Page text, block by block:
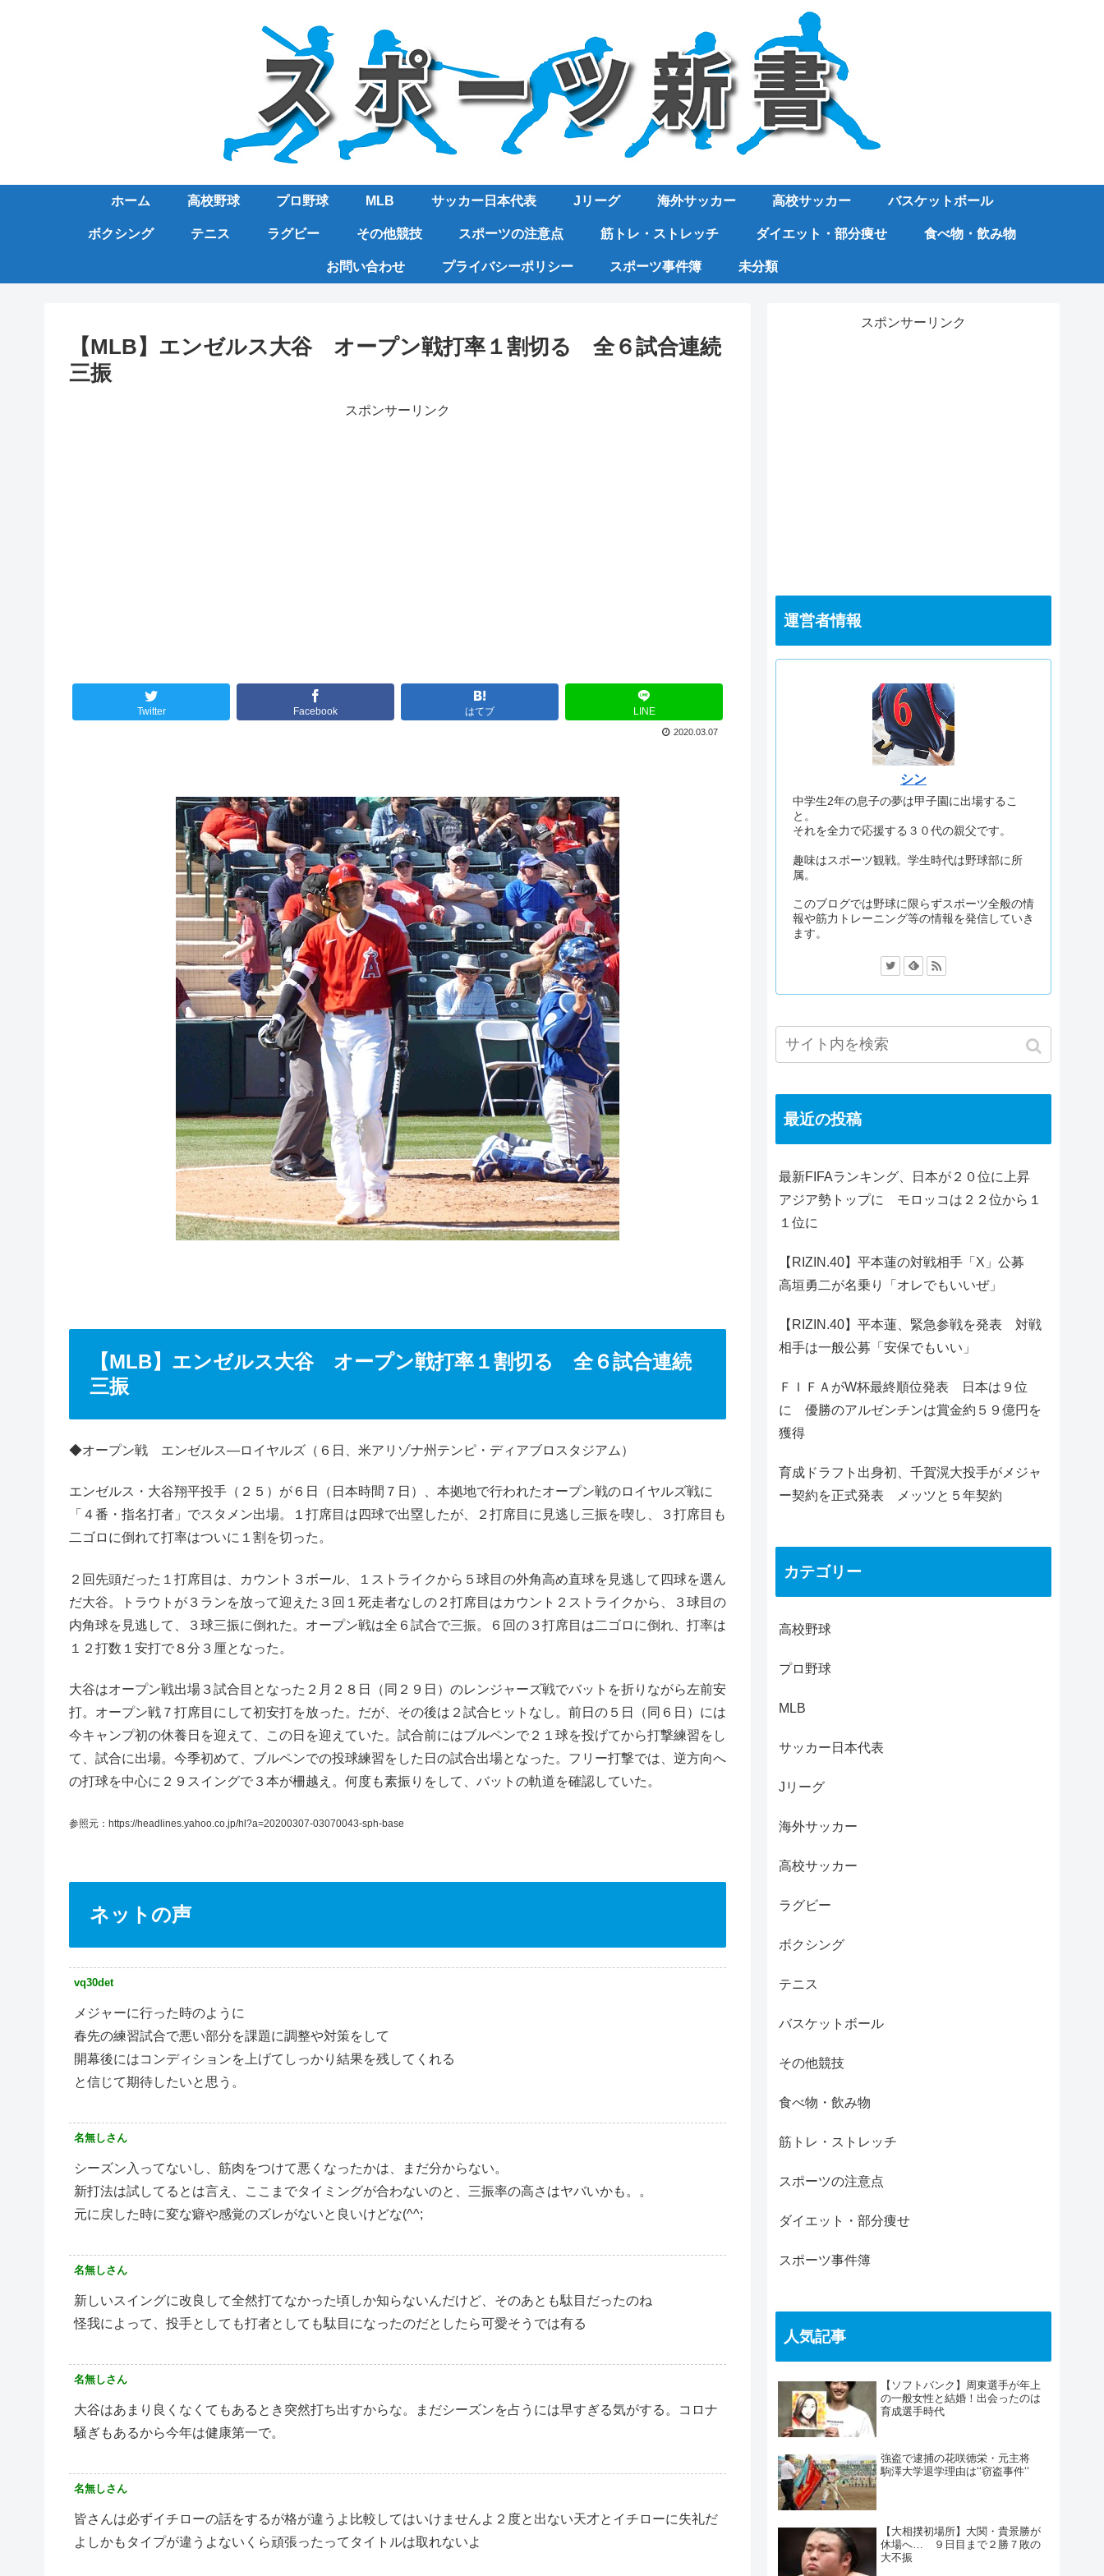
ホーム 高校野球 プロ野球 MLB サッカー日本代表 Jリーグ 海外サッカー 高校サッカー バスケットボール
ボクシング テニス ラグビー その他競技 スポーツの注意点 筋トレ・ストレッチ ダイエット・部分痩せ 食べ物・飲み物
お問い合わせ プライバシーポリシー スポーツ事件簿 未分類
【MLB】エンゼルス大谷 オープン戦打率１割切る 全６試合連続
三振
スポンサーリンク
Twitter Facebook はてブ LINE
2020.03.07
【MLB】エンゼルス大谷 オープン戦打率１割切る 全６試合連続
三振
◆オープン戦 エンゼルス―ロイヤルズ（６日、米アリゾナ州テンピ・ディアブロスタジアム）
エンゼルス・大谷翔平投手（２５）が６日（日本時間７日）、本拠地で行われたオープン戦のロイヤルズ戦に
「４番・指名打者」でスタメン出場。１打席目は四球で出塁したが、２打席目に見逃し三振を喫し、３打席目も
二ゴロに倒れて打率はついに１割を切った。
２回先頭だった１打席目は、カウント３ボール、１ストライクから５球目の外角高め直球を見逃して四球を選ん
だ大谷。トラウトが３ランを放って迎えた３回１死走者なしの２打席目はカウント２ストライクから、３球目の
内角球を見逃して、３球三振に倒れた。オープン戦は全６試合で三振。６回の３打席目は二ゴロに倒れ、打率は
１２打数１安打で８分３厘となった。
大谷はオープン戦出場３試合目となった２月２８日（同２９日）のレンジャーズ戦でバットを折りながら左前安
打。オープン戦７打席目にして初安打を放った。だが、その後は２試合ヒットなし。前日の５日（同６日）には
今キャンプ初の休養日を迎えて、この日を迎えていた。試合前にはブルペンで２１球を投げてから打撃練習をし
て、試合に出場。今季初めて、ブルペンでの投球練習をした日の試合出場となった。フリー打撃では、逆方向へ
の打球を中心に２９スイングで３本が柵越え。何度も素振りをして、バットの軌道を確認していた。
参照元：https://headlines.yahoo.co.jp/hl?a=20200307-03070043-sph-base
ネットの声
vq30det
メジャーに行った時のように
春先の練習試合で悪い部分を課題に調整や対策をして
開幕後にはコンディションを上げてしっかり結果を残してくれる
と信じて期待したいと思う。
名無しさん
シーズン入ってないし、筋肉をつけて悪くなったかは、まだ分からない。
新打法は試してるとは言え、ここまでタイミングが合わないのと、三振率の高さはヤバいかも。。
元に戻した時に変な癖や感覚のズレがないと良いけどな(^^;
名無しさん
新しいスイングに改良して全然打てなかった頃しか知らないんだけど、そのあとも駄目だったのね
怪我によって、投手としても打者としても駄目になったのだとしたら可愛そうでは有る
名無しさん
大谷はあまり良くなくてもあるとき突然打ち出すからな。まだシーズンを占うには早すぎる気がする。コロナ
騒ぎもあるから今年は健康第一で。
名無しさん
皆さんは必ずイチローの話をするが格が違うよ比較してはいけませんよ２度と出ない天才とイチローに失礼だ
よしかもタイプが違うよないくら頑張ったってタイトルは取れないよ
スポンサーリンク
運営者情報
シン
中学生2年の息子の夢は甲子園に出場するこ
と。
それを全力で応援する３０代の親父です。
趣味はスポーツ観戦。学生時代は野球部に所
属。
このブログでは野球に限らずスポーツ全般の情
報や筋力トレーニング等の情報を発信していき
ます。
最近の投稿
最新FIFAランキング、日本が２０位に上昇
アジア勢トップに モロッコは２２位から１
１位に
【RIZIN.40】平本蓮の対戦相手「X」公募
高垣勇二が名乗り「オレでもいいぜ」
【RIZIN.40】平本蓮、緊急参戦を発表 対戦
相手は一般公募「安保でもいい」
ＦＩＦＡがW杯最終順位発表 日本は９位
に 優勝のアルゼンチンは賞金約５９億円を
獲得
育成ドラフト出身初、千賀滉大投手がメジャ
ー契約を正式発表 メッツと５年契約
カテゴリー
高校野球
プロ野球
MLB
サッカー日本代表
Jリーグ
海外サッカー
高校サッカー
ラグビー
ボクシング
テニス
バスケットボール
その他競技
食べ物・飲み物
筋トレ・ストレッチ
スポーツの注意点
ダイエット・部分痩せ
スポーツ事件簿
人気記事
【ソフトバンク】周東選手が年上
の一般女性と結婚！出会ったのは
育成選手時代
強盗で逮捕の花咲徳栄・元主将
駒澤大学退学理由は‘‘窃盗事件‘‘
【大相撲初場所】大関・貴景勝が
休場へ… ９日目まで２勝７敗の
大不振